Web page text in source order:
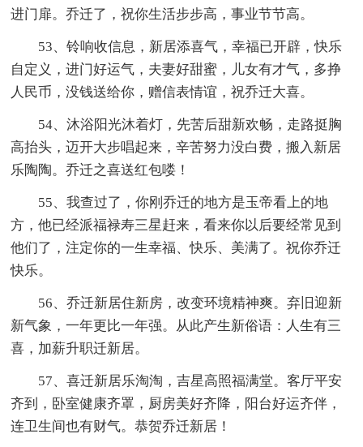
进门扉。乔迁了，祝你生活步步高，事业节节高。
53、铃响收信息，新居添喜气，幸福已开辟，快乐
自定义，进门好运气，夫妻好甜蜜，儿女有才气，多挣
人民币，没钱送给你，赠信表情谊，祝乔迁大喜。
54、沐浴阳光沐着灯，先苦后甜新欢畅，走路挺胸
高抬头，迈开大步唱起来，辛苦努力没白费，搬入新居
乐陶陶。乔迁之喜送红包喽！
55、我查过了，你刚乔迁的地方是玉帝看上的地
方，他已经派福禄寿三星赶来，看来你以后要经常见到
他们了，注定你的一生幸福、快乐、美满了。祝你乔迁
快乐。
56、乔迁新居住新房，改变环境精神爽。弃旧迎新
新气象，一年更比一年强。从此产生新俗语：人生有三
喜，加薪升职迁新居。
57、喜迁新居乐淘淘，吉星高照福满堂。客厅平安
齐到，卧室健康齐罩，厨房美好齐降，阳台好运齐伴，
连卫生间也有财气。恭贺乔迁新居！